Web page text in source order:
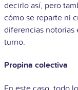
decirlo así, pero
cómo se reparte ni
diferencias notorias
turno.
Propina colectiva